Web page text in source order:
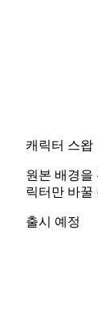
캐릭터 스왑
원본 배경을
릭터만 바꿀
출시 예정